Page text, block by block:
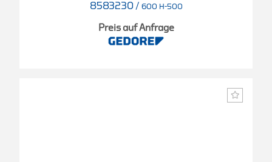
8583230 / 600 H-500
Preis auf Anfrage